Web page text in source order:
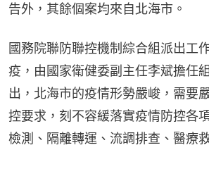
告外，其餘個案均來自北海市。
國務院聯防聯控機制綜合組派出工
疫，由國家衛健委副主任李斌擔任
出，北海市的疫情形勢嚴峻，需要
控要求，刻不容緩落實疫情防控各
檢測、隔離轉運、流調排查、醫療